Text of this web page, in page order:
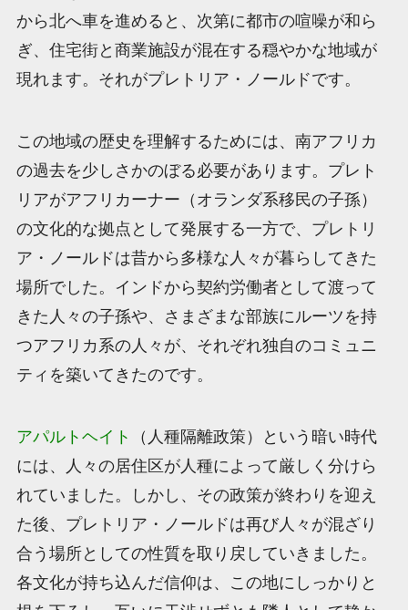
から北へ車を進めると、次第に都市の喧噪が和ら
ぎ、住宅街と商業施設が混在する穏やかな地域が
現れます。それがプレトリア・ノールドです。
この地域の歴史を理解するためには、南アフリカ
の過去を少しさかのぼる必要があります。プレト
リアがアフリカーナー（オランダ系移民の子孫）
の文化的な拠点として発展する一方で、プレトリ
ア・ノールドは昔から多様な人々が暮らしてきた
場所でした。インドから契約労働者として渡って
きた人々の子孫や、さまざまな部族にルーツを持
つアフリカ系の人々が、それぞれ独自のコミュニ
ティを築いてきたのです。
アパルトヘイト
（人種隔離政策）という暗い時代
には、人々の居住区が人種によって厳しく分けら
れていました。しかし、その政策が終わりを迎え
た後、プレトリア・ノールドは再び人々が混ざり
合う場所としての性質を取り戻していきました。
各文化が持ち込んだ信仰は、この地にしっかりと